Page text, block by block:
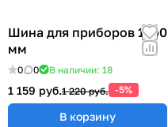
Шина для приборов 1200
мм
0 0 В наличии: 18
1 159 руб.1 220 руб. -5%
В корзину